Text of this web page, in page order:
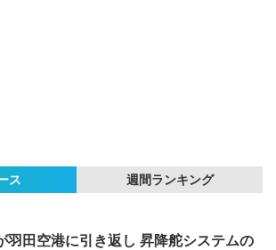
ス 週間ランキング
羽田空港に引き返し 昇降舵システムの